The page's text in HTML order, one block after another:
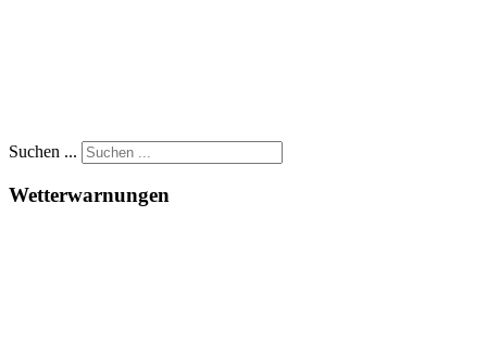
Suchen ...
Wetterwarnungen